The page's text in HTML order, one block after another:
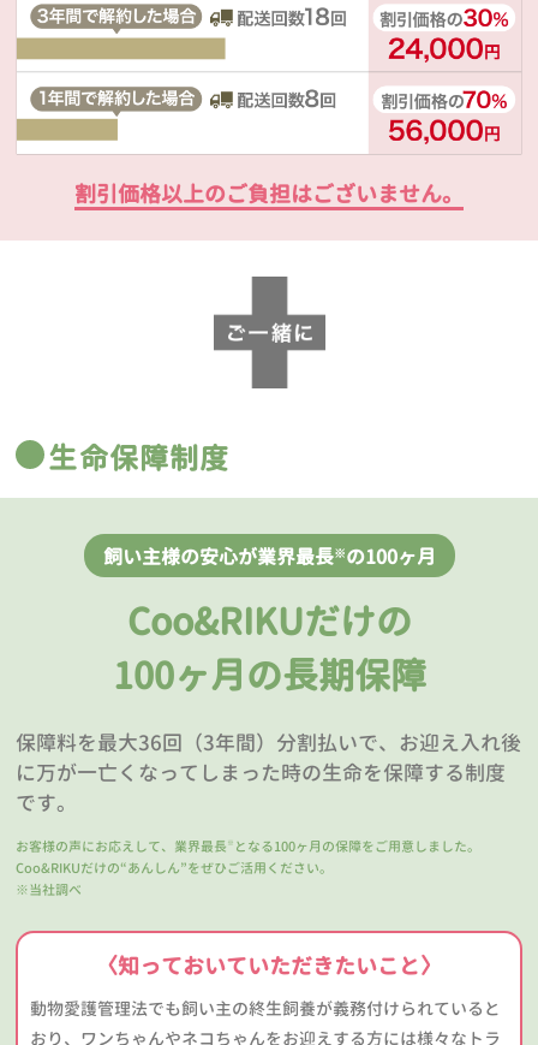
割引価格以上のご負担はございません。
生命保障制度
飼い主様の安心が業界最長※の100ヶ月
Coo&RIKUだけの
100ヶ月の長期保障
保障料を最大36回（3年間）分割払いで、お迎え入れ後
に万が一亡くなってしまった時の生命を保障する制度
です。
お客様の声にお応えして、業界最長 ※ となる100ヶ月の保障をご用意しました。
Coo&RIKUだけの“あんしん”をぜひご活用ください。
※当社調べ
〈知っておいていただきたいこと〉
動物愛護管理法でも飼い主の終生飼養が義務付けられていると
おり、ワンちゃんやネコちゃんをお迎えする方には様々なトラ